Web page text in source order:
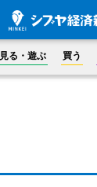
見る・遊ぶ 買う